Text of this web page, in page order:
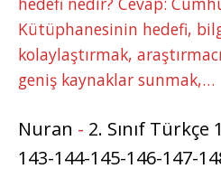
Kütüphanesinin hedefi,
kolaylaştırmak,
geniş kaynaklar sunmak,…
Nuran - 2. Sınıf Türkçe
143-144-145-146-147-